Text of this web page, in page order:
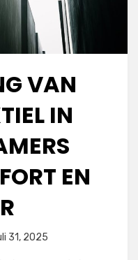
VAN
IN
EN
31, 2025